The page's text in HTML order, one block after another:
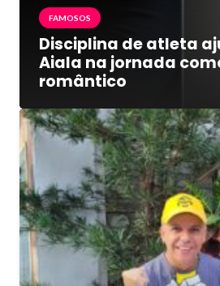
FAMOSOS
Disciplina de atleta
Aiala na jornada
romântico